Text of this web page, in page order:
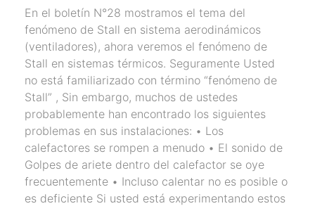
En el boletín N°28 mostramos el tema del
fenómeno de Stall en sistema aerodinámicos
(ventiladores), ahora veremos el fenómeno de
Stall en sistemas térmicos. Seguramente Usted
no está familiarizado con término “fenómeno de
Stall” , Sin embargo, muchos de ustedes
probablemente han encontrado los siguientes
problemas en sus instalaciones: • Los
calefactores se rompen a menudo • El sonido de
Golpes de ariete dentro del calefactor se oye
frecuentemente • Incluso calentar no es posible o
es deficiente Si usted está experimentando estos